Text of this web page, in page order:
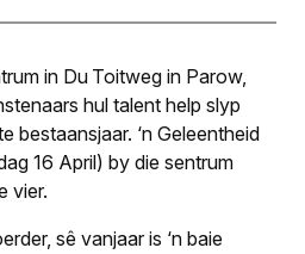
in Du Toitweg in Parow,
hul talent help slyp
bestaansjaar. ‘n Geleentheid
16 April) by die sentrum
vier.
sê vanjaar is ‘n baie